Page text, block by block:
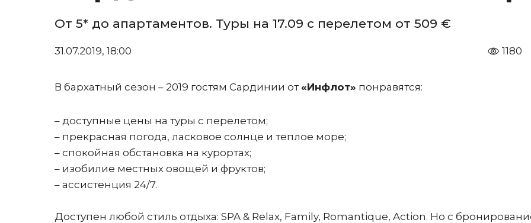
От 5* до апартаментов. Туры на 17.09 с перелетом от 509 €
31.07.2019, 18:00 1180
В бархатный сезон – 2019 гостям Сардинии от «Инфлот» понравятся:
– доступные цены на туры с перелетом;
– прекрасная погода, ласковое солнце и теплое море;
– спокойная обстановка на курортах;
– изобилие местных овощей и фруктов;
– ассистенция 24/7.
Доступен любой стиль отдыха: SPA & Relax, Family, Romantique, Action. Но с